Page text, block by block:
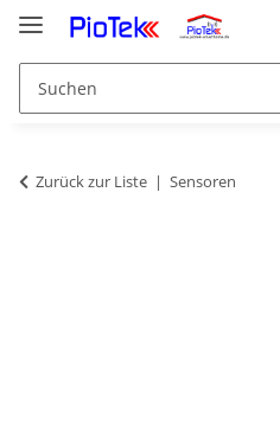
Zurück zur Liste Sensoren